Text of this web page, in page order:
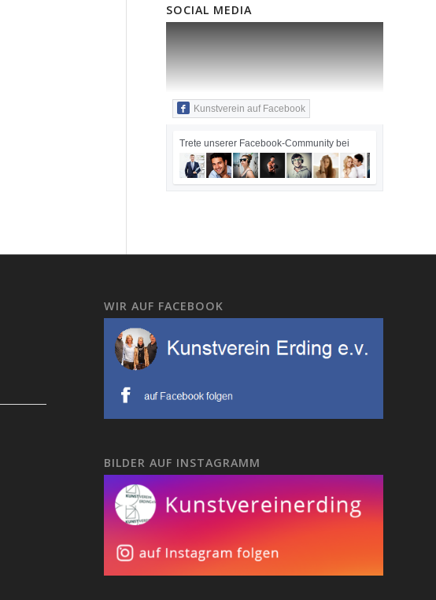
SOCIAL MEDIA
Kunstverein auf Facebook
Trete unserer Facebook-Community bei
WIR AUF FACEBOOK
BILDER AUF INSTAGRAMM